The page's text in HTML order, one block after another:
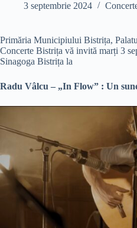
3 septembrie 2024
Primăria Municipiului Bistrița,
Concerte Bistrița vă invită marți 3
Sinagoga Bistrița la
Radu Vâlcu – „In Flow” : Un